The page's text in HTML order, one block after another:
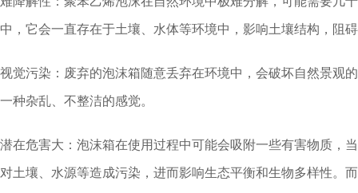
中，它会一直存在于土壤、水体等环境中，影响土壤结构，阻
视觉污染：废弃的泡沫箱随意丢弃在环境中，会破坏自然景观
一种杂乱、不整洁的感觉。
潜在危害大：泡沫箱在使用过程中可能会吸附一些有害物质，
对土壤、水源等造成污染，进而影响生态平衡和生物多样性。